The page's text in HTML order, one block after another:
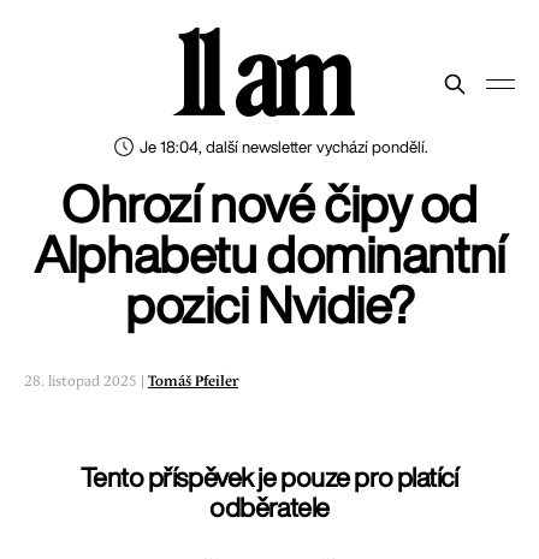
Je 18:04, další newsletter vychází pondělí.
11 am
Ohrozí nové čipy od
Alphabetu dominantní
pozici Nvidie?
28. listopad 2025 | Tomáš Pfeiler
Tento příspěvek je pouze pro platící
odběratele